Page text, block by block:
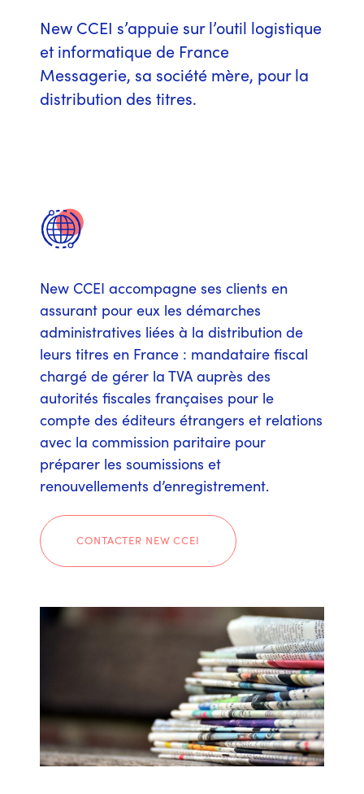
New CCEI s’appuie sur l’outil logistique
et informatique de France
Messagerie, sa société mère, pour la
distribution des titres.
New CCEI accompagne ses clients en
assurant pour eux les démarches
administratives liées à la distribution de
leurs titres en France : mandataire fiscal
chargé de gérer la TVA auprès des
autorités fiscales françaises pour le
compte des éditeurs étrangers et relations
avec la commission paritaire pour
préparer les soumissions et
renouvellements d’enregistrement.
CONTACTER NEW CCEI